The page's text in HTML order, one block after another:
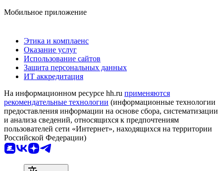
Мобильное приложение
Этика и комплаенс
Оказание услуг
Использование сайтов
Защита персональных данных
ИТ аккредитация
На информационном ресурсе hh.ru применяются
рекомендательные технологии (информационные технологии
предоставления информации на основе сбора, систематизации
и анализа сведений, относящихся к предпочтениям
пользователей сети «Интернет», находящихся на территории
Российской Федерации)